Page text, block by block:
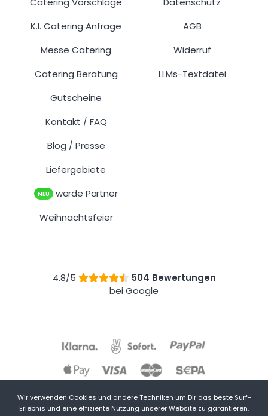
Catering Vorschläge
K.I. Catering Anfrage
Messe Catering
Catering Beratung
Gutscheine
Kontakt / FAQ
Blog / Presse
Liefergebiete
NEU werde Partner
Weihnachtsfeier
Datenschutz
AGB
Widerruf
LLMs-Textdatei
4.8/5
504 Bewertungen
bei Google
Wir verwenden Cookies und andere Techniken um Dir das beste Surf-
Erlebnis und eine effiziente Nutzung unserer Website zu garantieren.